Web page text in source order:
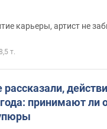
карьеры, артист не
т.
принимают ли